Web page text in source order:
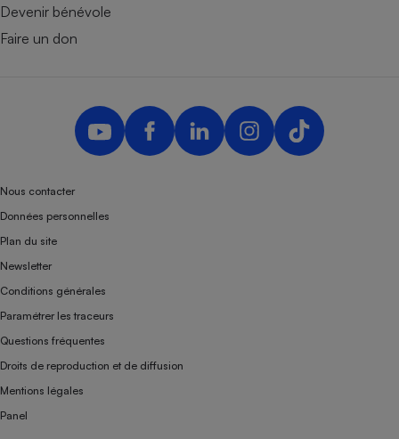
Devenir bénévole
Faire un don
Nous contacter
Données personnelles
Plan du site
Newsletter
Conditions générales
Paramétrer les traceurs
Questions fréquentes
Droits de reproduction et de diffusion
Mentions légales
Panel